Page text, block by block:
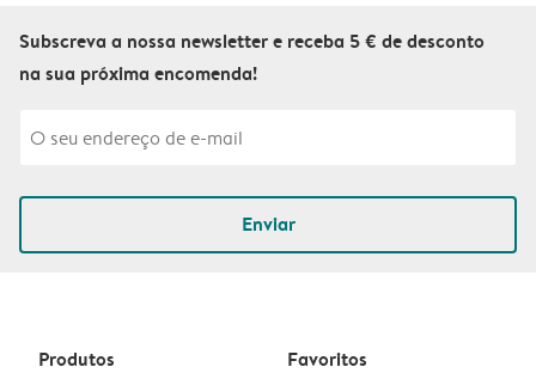
Subscreva a nossa newsletter e receba 5 € de desconto
na sua próxima encomenda!
Enviar
Produtos Favoritos